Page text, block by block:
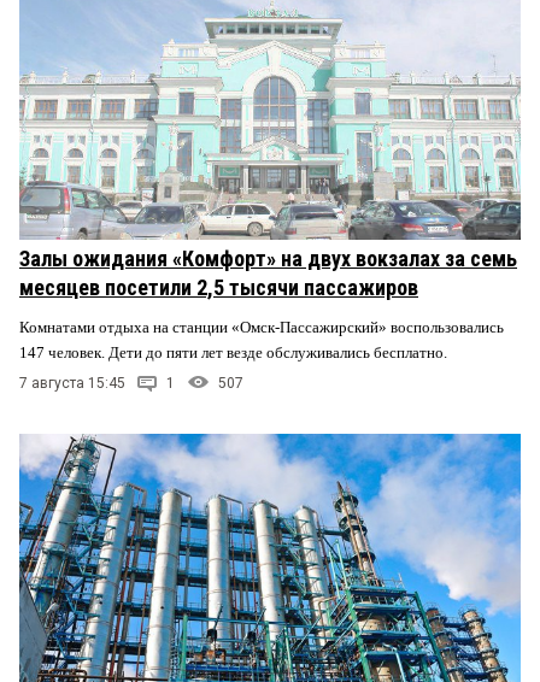
Залы ожидания «Комфорт» на двух вокзалах за семь
месяцев посетили 2,5 тысячи пассажиров
Комнатами отдыха на станции «Омск-Пассажирский» воспользовались
147 человек. Дети до пяти лет везде обслуживались бесплатно.
7 августа 15:45 1 507